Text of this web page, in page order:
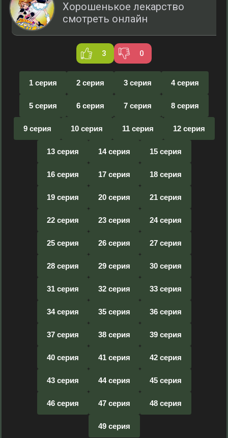
Хорошенькое лекарство
смотреть онлайн
3 0
1 серия 2 серия 3 серия 4 серия
5 серия 6 серия 7 серия 8 серия
9 серия 10 серия 11 серия 12 серия
13 серия 14 серия 15 серия
16 серия 17 серия 18 серия
19 серия 20 серия 21 серия
22 серия 23 серия 24 серия
25 серия 26 серия 27 серия
28 серия 29 серия 30 серия
31 серия 32 серия 33 серия
34 серия 35 серия 36 серия
37 серия 38 серия 39 серия
40 серия 41 серия 42 серия
43 серия 44 серия 45 серия
46 серия 47 серия 48 серия
49 серия